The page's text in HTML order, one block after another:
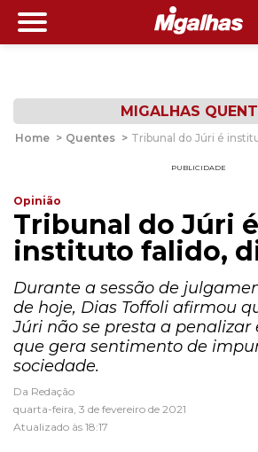
MIGALHAS
Home > Quentes > Tribunal do Júri é
PUBLICIDADE
Opinião
Tribunal do Júri é
instituto falido,
Durante a sessão de
de hoje, Dias Toffoli afirmou
Júri não se presta a penalizar
que gera sentimento de
sociedade.
Da Redação
quarta-feira, 3 de fevereiro de 2021
Atualizado às 18:17